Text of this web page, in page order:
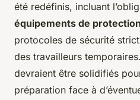
été redéfinis, incluant
équipements de protection
protocoles de sécurité
des travailleurs
devraient être solidifiés
préparation face à